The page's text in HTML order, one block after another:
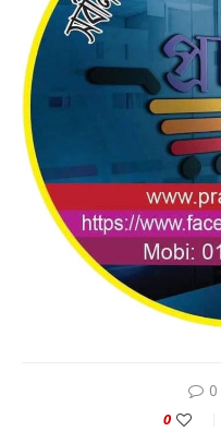
0
0